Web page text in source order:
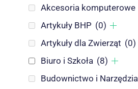
Akcesoria komputerowe
Artykuły BHP (0)
Artykuły dla Zwierząt (0)
Biuro i Szkoła (8)
Budownictwo i Narzędzia